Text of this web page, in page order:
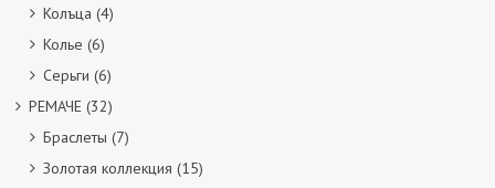
Колъца (4)
Колье (6)
Серьги (6)
РЕМАЧЕ (32)
Браслеты (7)
Золотая коллекция (15)